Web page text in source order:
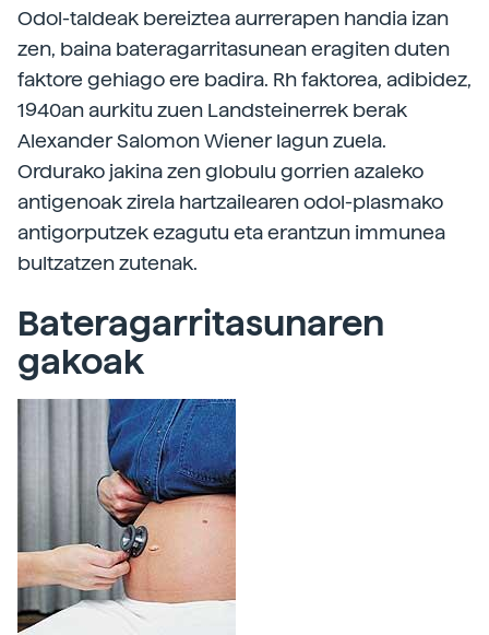
Odol-taldeak bereiztea aurrerapen handia izan
zen, baina bateragarritasunean eragiten duten
faktore gehiago ere badira. Rh faktorea, adibidez,
1940an aurkitu zuen Landsteinerrek berak
Alexander Salomon Wiener lagun zuela.
Ordurako jakina zen globulu gorrien azaleko
antigenoak zirela hartzailearen odol-plasmako
antigorputzek ezagutu eta erantzun immunea
bultzatzen zutenak.
Bateragarritasunaren
gakoak